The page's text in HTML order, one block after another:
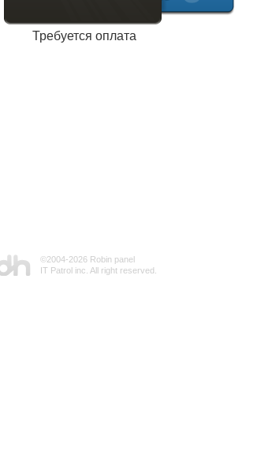
Требуется оплата
©2004-2026 Robin panel
IT Patrol inc. All right reserved.